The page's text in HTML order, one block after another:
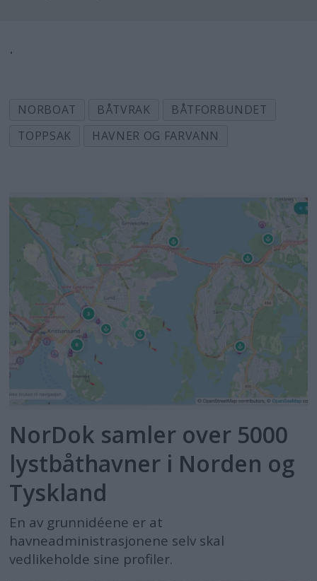
.
NORBOAT BÅTVRAK
BÅTFORBUNDET
TOPPSAK
HAVNER OG FARVANN
NorDok samler over 5000
lystbåthavner i Norden og
Tyskland
En av grunnidéene er at
havneadministrasjonene selv skal
vedlikeholde sine profiler.